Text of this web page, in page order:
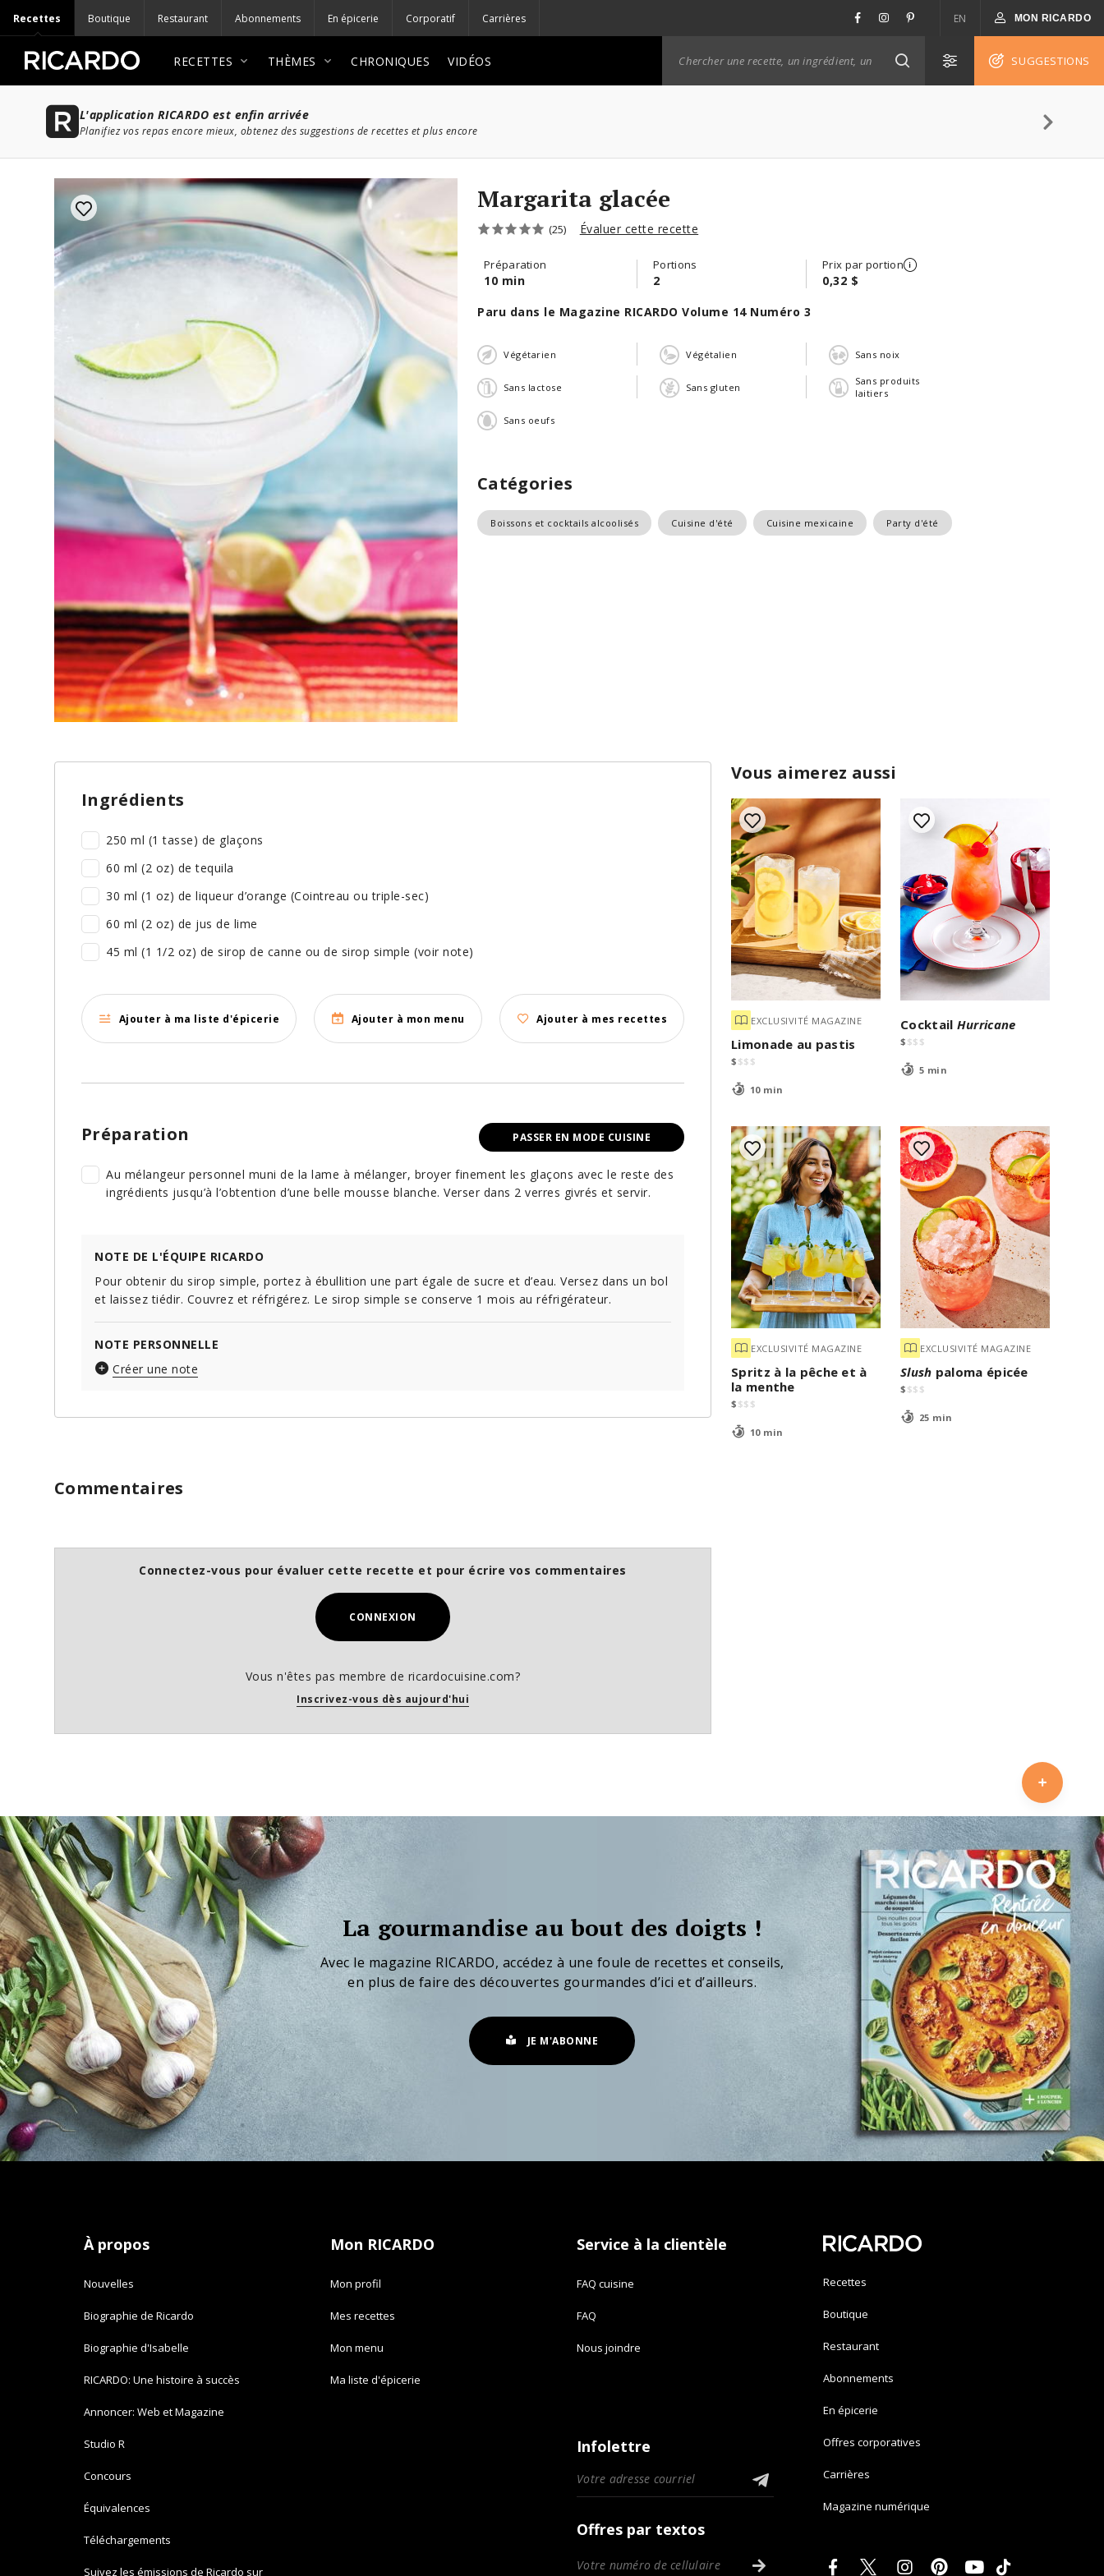
Recettes Boutique Restaurant Abonnements En épicerie Corporatif Carrières EN MON RICARDO
RECETTES THÈMES CHRONIQUES VIDÉOS SUGGESTIONS
L'application RICARDO est enfin arrivée
Planifiez vos repas encore mieux, obtenez des suggestions de recettes et plus encore
Margarita glacée
(25) Évaluer cette recette
Préparation
10 min
Portions
2
Prix par portion
0,32 $
Paru dans le Magazine RICARDO Volume 14 Numéro 3
Végétarien Végétalien Sans noix
Sans lactose Sans gluten
Sans produits
laitiers
Sans oeufs
Catégories
Boissons et cocktails alcoolisés Cuisine d'été Cuisine mexicaine Party d'été
Vous aimerez aussi
EXCLUSIVITÉ MAGAZINE
Limonade au pastis
$ $$ $
10 min
Cocktail Hurricane
$ $$ $
5 min
EXCLUSIVITÉ MAGAZINE
Spritz à la pêche et à
la menthe
$ $$ $
10 min
EXCLUSIVITÉ MAGAZINE
Slush paloma épicée
$ $$ $
25 min
Ingrédients
250 ml (1 tasse) de glaçons
60 ml (2 oz) de tequila
30 ml (1 oz) de liqueur d’orange (Cointreau ou triple-sec)
60 ml (2 oz) de jus de lime
45 ml (1 1/2 oz) de sirop de canne ou de sirop simple (voir note)
Ajouter à ma liste d'épicerie Ajouter à mon menu Ajouter à mes recettes
PASSER EN MODE CUISINE
Préparation
Au mélangeur personnel muni de la lame à mélanger, broyer finement les glaçons avec le reste des
ingrédients jusqu’à l’obtention d’une belle mousse blanche. Verser dans 2 verres givrés et servir.
NOTE DE L'ÉQUIPE RICARDO
Pour obtenir du sirop simple, portez à ébullition une part égale de sucre et d’eau. Versez dans un bol
et laissez tiédir. Couvrez et réfrigérez. Le sirop simple se conserve 1 mois au réfrigérateur.
NOTE PERSONNELLE
Créer une note
Commentaires
Connectez-vous pour évaluer cette recette et pour écrire vos commentaires
CONNEXION
Vous n'êtes pas membre de ricardocuisine.com?
Inscrivez-vous dès aujourd'hui
La gourmandise au bout des doigts !
Avec le magazine RICARDO, accédez à une foule de recettes et conseils,
en plus de faire des découvertes gourmandes d’ici et d’ailleurs.
JE M'ABONNE
À propos
Nouvelles
Biographie de Ricardo
Biographie d'Isabelle
RICARDO: Une histoire à succès
Annoncer: Web et Magazine
Studio R
Concours
Équivalences
Téléchargements
Suivez les émissions de Ricardo sur
Mon RICARDO
Mon profil
Mes recettes
Mon menu
Ma liste d'épicerie
Service à la clientèle
FAQ cuisine
FAQ
Nous joindre
Infolettre
Offres par textos
Recettes
Boutique
Restaurant
Abonnements
En épicerie
Offres corporatives
Carrières
Magazine numérique